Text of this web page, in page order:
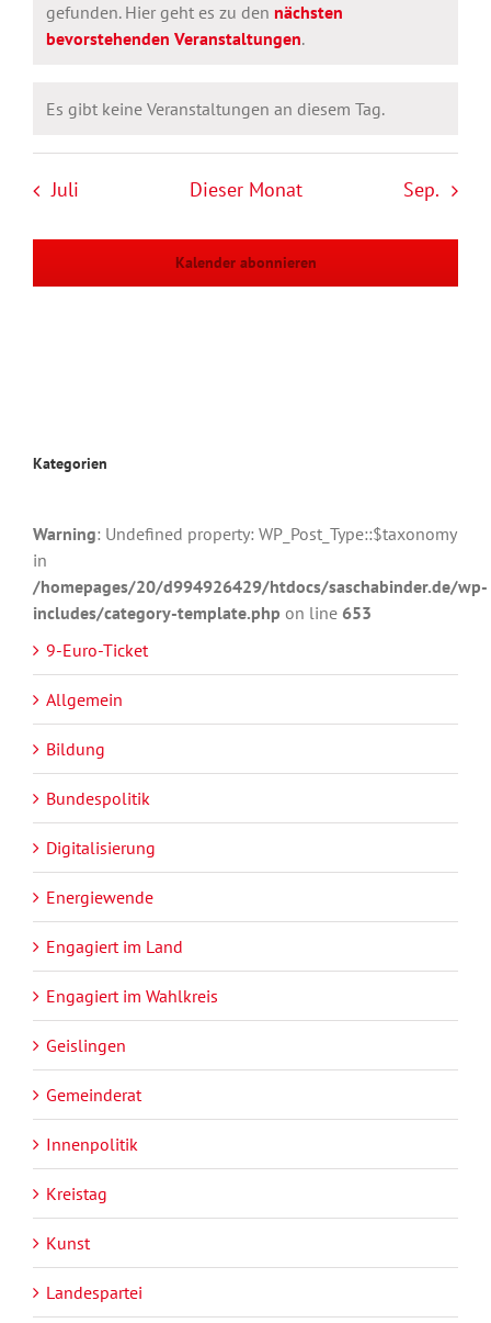
Hinweis
gefunden. Hier geht es zu den nächsten
bevorstehenden Veranstaltungen.
Hinweis
Es gibt keine Veranstaltungen an diesem Tag.
Juli Dieser Monat Sep.
Kalender abonnieren
Kategorien
Warning: Undefined property: WP_Post_Type::$taxonomy
in
/homepages/20/d994926429/htdocs/saschabinder.de/wp-
includes/category-template.php on line 653
9-Euro-Ticket
Allgemein
Bildung
Bundespolitik
Digitalisierung
Energiewende
Engagiert im Land
Engagiert im Wahlkreis
Geislingen
Gemeinderat
Innenpolitik
Kreistag
Kunst
Landespartei